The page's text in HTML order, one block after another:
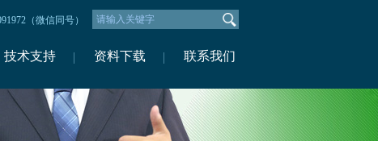
（微信同号）
技术支持 资料下载 联系我们